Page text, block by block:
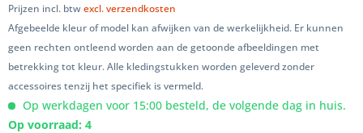
Prijzen incl. btwexcl. verzendkosten
Afgebeelde kleur of model kan afwijken van de werkelijkheid. Er kunnen
geen rechten ontleend worden aan de getoonde afbeeldingen met
betrekking tot kleur. Alle kledingstukken worden geleverd zonder
accessoires tenzij het specifiek is vermeld.
Op werkdagen voor 15:00 besteld, de volgende dag in huis.
Op voorraad: 4